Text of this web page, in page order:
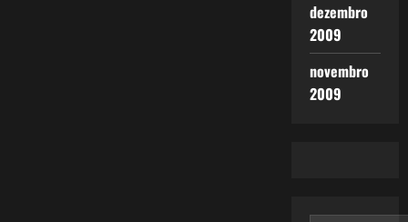
dezembro
2009
novembro
2009